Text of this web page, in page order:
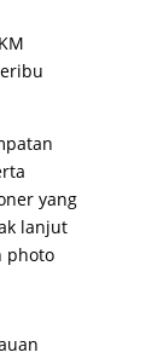
yang
lanjut
photo